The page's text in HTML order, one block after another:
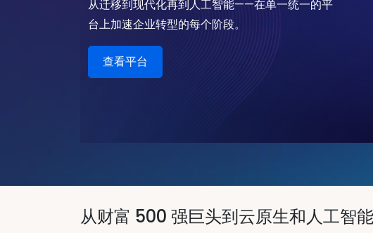
从迁移到现代化再到人工智能——在单一统一的平
台上加速企业转型的每个阶段。
查看平台
从财富 500 强巨头到云原生和人工智